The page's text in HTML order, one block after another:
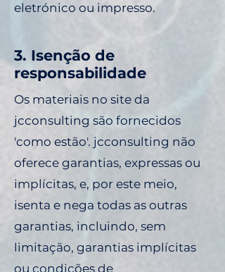
eletrónico ou impresso.
3. Isenção de
responsabilidade
Os materiais no site da
jcconsulting são fornecidos
'como estão'. jcconsulting não
oferece garantias, expressas ou
implícitas, e, por este meio,
isenta e nega todas as outras
garantias, incluindo, sem
limitação, garantias implícitas
ou condições de